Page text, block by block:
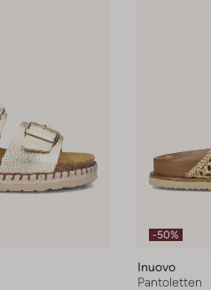
-50%
Inuovo
Pantoletten